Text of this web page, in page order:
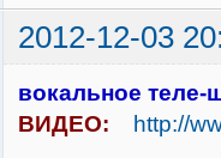
2012-12-03
вокальное
ВИДЕО:
http://